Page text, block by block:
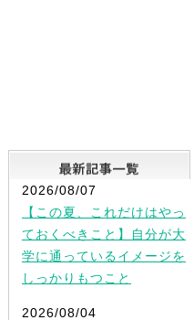
2026/08/07
【この夏、これだけはやっ
ておくべきこと】自分が大
学に通っているイメージを
しっかりもつこと
2026/08/04